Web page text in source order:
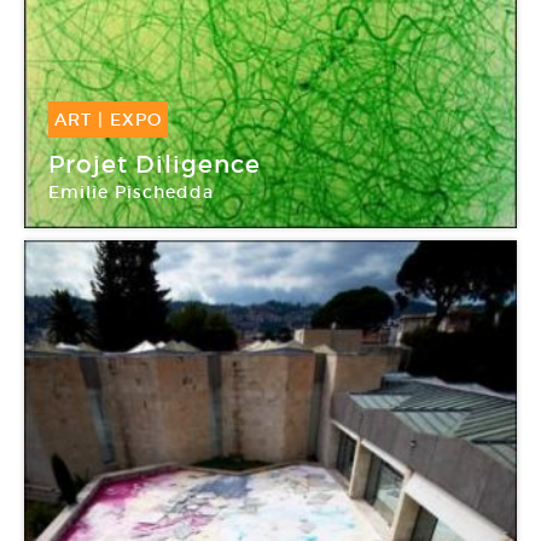
ART | EXPO
02 Juin -28 Juil 2012
Projet Diligence
Emilie Pischedda
Espace à vendre